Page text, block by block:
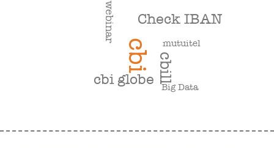
cbi cbill
cbi globe
Check IBAN
webinar mutuitel
Big Data